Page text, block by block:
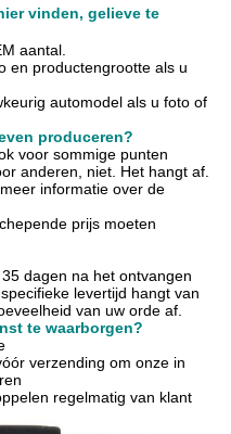
vinden, gelieve te
aantal.
en productengrootte als u
automodel als u foto of
produceren?
voor sommige punten
anderen, niet. Het hangt af.
informatie over de
prijs moeten
dagen na het ontvangen
levertijd hangt van
van uw orde af.
te waarborgen?
verzending om onze in
regelmatig van klant